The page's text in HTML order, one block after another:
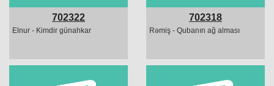
702322
Elnur - Kimdir günahkar
702318
Rəmiş - Qubanın ağ alması